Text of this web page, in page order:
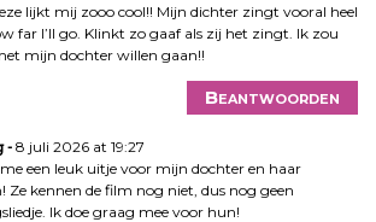
lijkt mij zooo cool!! Mijn dichter zingt vooral heel
far I’ll go. Klinkt zo gaaf als zij het zingt. Ik zou
mijn dochter willen gaan!!
Beantwoorden
8 juli 2026 at 19:27
een leuk uitje voor mijn dochter en haar
Ze kennen de film nog niet, dus nog geen
Ik doe graag mee voor hun!